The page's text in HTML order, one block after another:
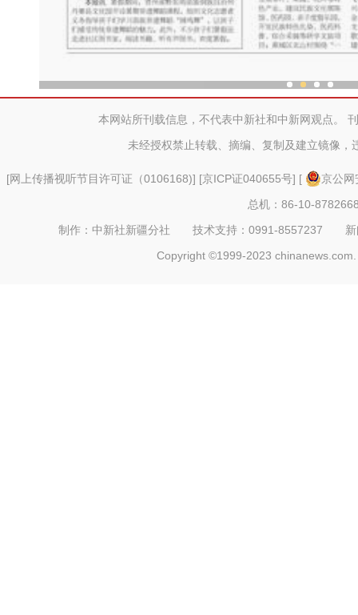
本网站所刊载信息，不代表中新社和中新网观点。
未经授权禁止转载、摘编、复制及建立镜像，
[网上传播视听节目许可证（0106168)] [京ICP证040655号] [
京公
总机：86-10-
制作：中新社新疆分社 技术支持：0991-8557237
Copyright ©1999-2023